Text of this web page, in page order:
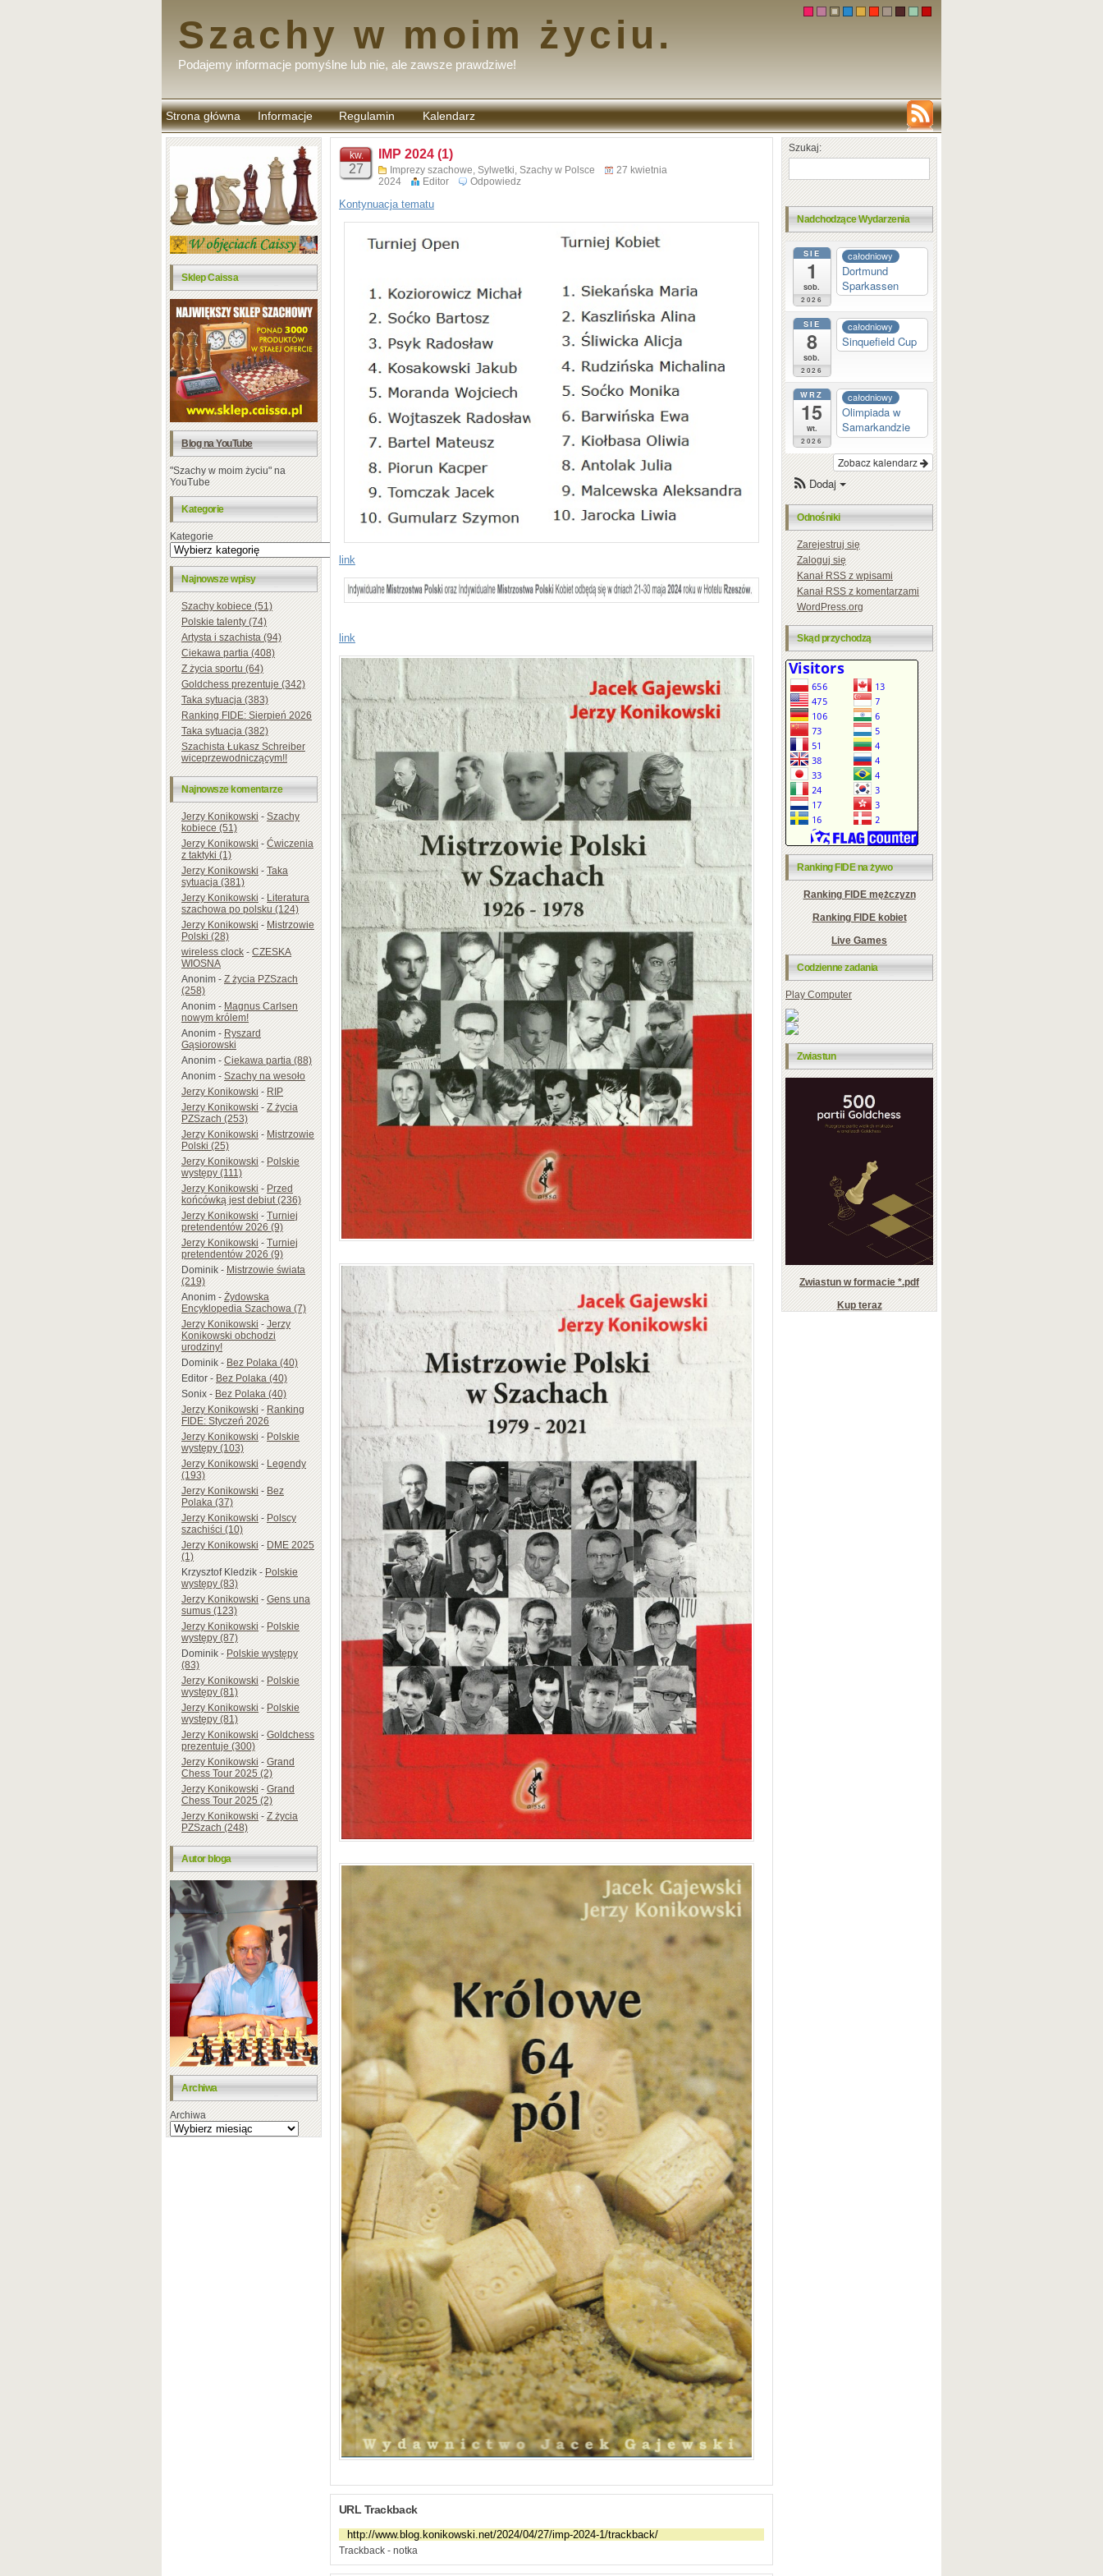
Szachy w moim życiu.
Podajemy informacje pomyślne lub nie, ale zawsze prawdziwe!
Strona główna Informacje Regulamin
komentarzy
Kalendarz
Sklep Caissa
Blog na YouTube
"Szachy w moim życiu" na
YouTube
Kategorie
Kategorie
Najnowsze wpisy
Szachy kobiece (51)
Polskie talenty (74)
Artysta i szachista (94)
Ciekawa partia (408)
Z życia sportu (64)
Goldchess prezentuje (342)
Taka sytuacja (383)
Ranking FIDE: Sierpień 2026
Taka sytuacja (382)
Szachista Łukasz Schreiber
wiceprzewodniczącym!!
Najnowsze komentarze
Jerzy Konikowski-Szachy
kobiece (51)
Jerzy Konikowski-Ćwiczenia
z taktyki (1)
Jerzy Konikowski-Taka
sytuacja (381)
Jerzy Konikowski-Literatura
szachowa po polsku (124)
Jerzy Konikowski-Mistrzowie
Polski (28)
wireless clock-CZESKA
WIOSNA
Anonim-Z życia PZSzach
(258)
Anonim-Magnus Carlsen
nowym królem!
Anonim-Ryszard
Gąsiorowski
Anonim-Ciekawa partia (88)
Anonim-Szachy na wesoło
Jerzy Konikowski-RIP
Jerzy Konikowski-Z życia
PZSzach (253)
Jerzy Konikowski-Mistrzowie
Polski (25)
Jerzy Konikowski-Polskie
występy (111)
Jerzy Konikowski-Przed
końcówką jest debiut (236)
Jerzy Konikowski-Turniej
pretendentów 2026 (9)
Jerzy Konikowski-Turniej
pretendentów 2026 (9)
Dominik-Mistrzowie świata
(219)
Anonim-Żydowska
Encyklopedia Szachowa (7)
Jerzy Konikowski-Jerzy
Konikowski obchodzi
urodziny!
Dominik-Bez Polaka (40)
Editor-Bez Polaka (40)
Sonix-Bez Polaka (40)
Jerzy Konikowski-Ranking
FIDE: Styczeń 2026
Jerzy Konikowski-Polskie
występy (103)
Jerzy Konikowski-Legendy
(193)
Jerzy Konikowski-Bez
Polaka (37)
Jerzy Konikowski-Polscy
szachiści (10)
Jerzy Konikowski-DME 2025
(1)
Krzysztof Kledzik-Polskie
występy (83)
Jerzy Konikowski-Gens una
sumus (123)
Jerzy Konikowski-Polskie
występy (87)
Dominik-Polskie występy
(83)
Jerzy Konikowski-Polskie
występy (81)
Jerzy Konikowski-Polskie
występy (81)
Jerzy Konikowski-Goldchess
prezentuje (300)
Jerzy Konikowski-Grand
Chess Tour 2025 (2)
Jerzy Konikowski-Grand
Chess Tour 2025 (2)
Jerzy Konikowski-Z życia
PZSzach (248)
Autor bloga
Archiwa
Archiwa
kw.
27
IMP 2024 (1)
Imprezy szachowe, Sylwetki, Szachy w Polsce
27 kwietnia
2024
Editor Odpowiedz
Kontynuacja tematu
link
link
URL Trackback
Trackback - notka
Szukaj:
Nadchodzące Wydarzenia
SIE
1
sob.
2026
całodniowy
Dortmund
Sparkassen
SIE
8
sob.
2026
całodniowy
Sinquefield Cup
WRZ
15
wt.
2026
całodniowy
Olimpiada w
Samarkandzie
Zobacz kalendarz
Dodaj
Odnośniki
Zarejestruj się
Zaloguj się
KanałRSSz wpisami
KanałRSSz komentarzami
WordPress.org
Skąd przychodzą
Ranking FIDE na żywo
Ranking FIDE mężczyzn
Ranking FIDE kobiet
Live Games
Codzienne zadania
Play Computer
Zwiastun
Zwiastun w formacie *.pdf
Kup teraz